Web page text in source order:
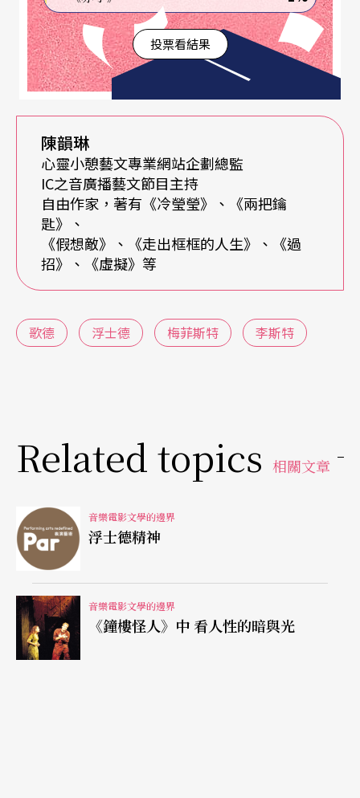
騙，人生是一種囚禁，不管是歡樂、夢想、科學、
祈禱、信仰……所有他堅忍尋求的，全是一場空，
在這段，“curse”（詛咒）這個字總共出現六次，
打擊樂器戲劇的敲響，在咒詛聲中，梅菲斯特出
現。
不過，不管是白遼士或者是古諾，都是以打擊樂器
敲響，帶出梅菲斯特，只能說是戲劇化，卻沒有呈
現出歌德筆下梅菲斯特的特質。
讓我感覺顫慄、驚悚。這段共相連兩首曲子，分別
這一段梅菲斯特的處理，讓我隱隱回響著莫札特
《唐喬望尼》的最後段落，只是莫札特男低音幽靈
宣告的審判、合唱的附和，對比的是唐喬望尼男高
音連連“No!No!”的拒絕。
驚悚顫慄的梅菲斯特
可是在古諾這兩曲中，搭配的對比實在太淒厲了。
投票看結果
陳韻琳
心靈小憩藝文專業網站企劃總監
IC之音廣播藝文節目主持
自由作家，著有《冷瑩瑩》、《兩把鑰
匙》、
《假想敵》、《走出框框的人生》、《過
招》、《虛擬》等
歌德 浮士德 梅菲斯特 李斯特
Related topics 相關文章
音樂電影文學的邊界
浮士德精神
音樂電影文學的邊界
《鐘樓怪人》中 看人性的暗與光